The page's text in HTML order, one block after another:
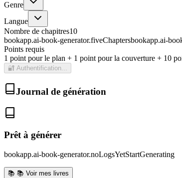
Genre
Langue
Nombre de chapitres10
bookapp.ai-book-generator.fiveChaptersbookapp.ai-
Points requis
1 point pour le plan + 1 point pour la couverture + 10
🔐 Authentification...
Journal de génération
Prêt à générer
bookapp.ai-book-generator.noLogsYetStartGenerating
📚 📚 Voir mes livres